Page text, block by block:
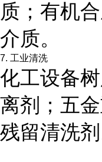
质；有机
介质。
7. 工业清洗
化工设备
离剂；五
残留清洗剂